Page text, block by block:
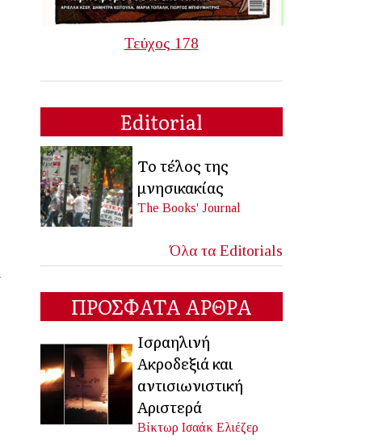
Τεύχος 178
Editorial
Το τέλος της
μνησικακίας
The Books' Journal
Όλα τα Editorials
ΠΡΟΣΦΑΤΑ ΑΡΘΡΑ
Ισραηλινή
Ακροδεξιά και
αντισιωνιστική
Αριστερά
Βίκτωρ Ισαάκ Ελιέζερ